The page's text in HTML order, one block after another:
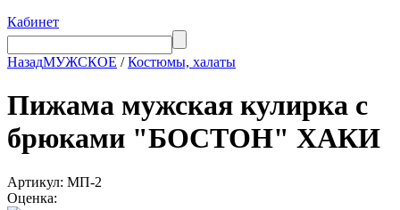
Кабинет
НазадМУЖСКОЕ /Костюмы, халаты
Пижама мужская кулирка с
брюками "БОСТОН" ХАКИ
Артикул: МП-2
Оценка: